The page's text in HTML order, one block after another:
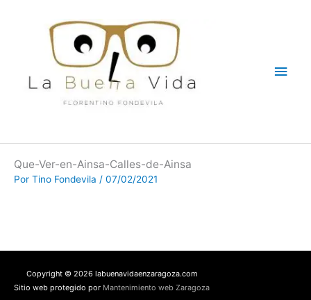
Que-Ver-en-Ainsa-Calles-de-Ainsa
Por Tino Fondevila / 07/02/2021
Copyright © 2026 labuenavidaenzaragoza.com
Sitio web protegido por Mantenimiento web Zaragoza